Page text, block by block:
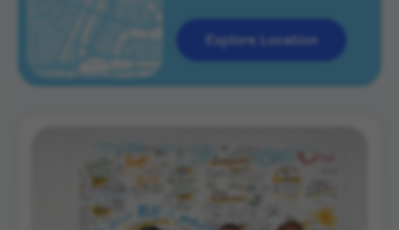
Explore Location